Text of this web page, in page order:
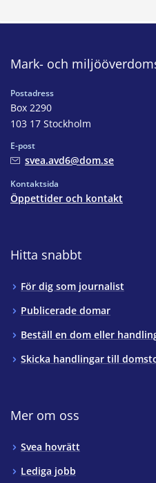
Mark- och
Postadress
Box 2290
103 17 Stockholm
E-post
svea.avd6@dom.se
Kontaktsida
Öppettider och kontakt
Hitta snabbt
För dig som journalist
Publicerade domar
Beställ en dom eller
Skicka handlingar till
Mer om oss
Svea hovrätt
Lediga jobb